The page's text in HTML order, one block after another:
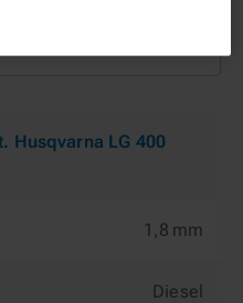
Husqvarna LG 400
1,8 mm
Diesel